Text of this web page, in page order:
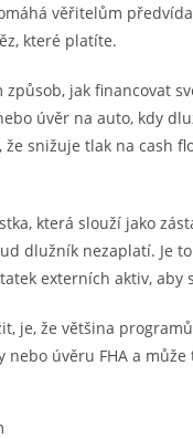
věřitelům
které platíte.
jak financovat
úvěr na auto, kdy
snižuje tlak na cash
která slouží jako
dlužník nezaplatí. Je
externích aktiv,
je, že většina
úvěru FHA a